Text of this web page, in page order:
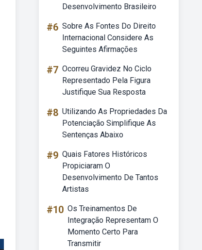
Desenvolvimento Brasileiro
#6 Sobre As Fontes Do Direito
Internacional Considere As
Seguintes Afirmações
#7 Ocorreu Gravidez No Ciclo
Representado Pela Figura
Justifique Sua Resposta
#8 Utilizando As Propriedades Da
Potenciação Simplifique As
Sentenças Abaixo
#9 Quais Fatores Históricos
Propiciaram O
Desenvolvimento De Tantos
Artistas
#10 Os Treinamentos De
Integração Representam O
Momento Certo Para
Transmitir